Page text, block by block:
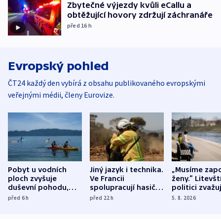
Zbytečné výjezdy kvůli eCallu a
obtěžující hovory zdržují záchranáře
před 16 h
Evropský pohled
ČT24 každý den vybírá z obsahu publikovaného evropskými
veřejnými médii, členy Eurovize.
Pobyt u vodních
ploch zvyšuje
duševní pohodu,
ukázala
před 6h
Jiný jazyk i technika.
Ve Francii
spolupracují hasiči z
různých zemí
před 22h
„Musíme
ženy.“
politici
dohodu o
5. 8. 2026